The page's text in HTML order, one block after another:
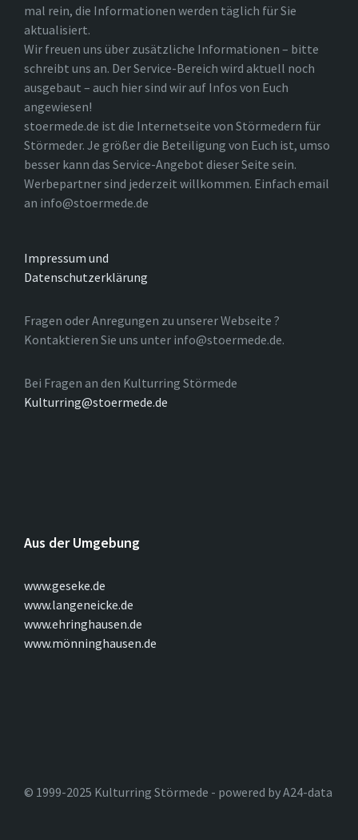
mal rein, die Informationen werden täglich für Sie
aktualisiert.
Wir freuen uns über zusätzliche Informationen – bitte
schreibt uns an. Der Service-Bereich wird aktuell noch
ausgebaut – auch hier sind wir auf Infos von Euch
angewiesen!
stoermede.de ist die Internetseite von Störmedern für
Störmeder. Je größer die Beteiligung von Euch ist, umso
besser kann das Service-Angebot dieser Seite sein.
Werbepartner sind jederzeit willkommen. Einfach email
an info@stoermede.de
Impressum und
Datenschutzerklärung
Fragen oder Anregungen zu unserer Webseite ?
Kontaktieren Sie uns unter info@stoermede.de.
Bei Fragen an den Kulturring Störmede
Kulturring@stoermede.de
Aus der Umgebung
www.geseke.de
www.langeneicke.de
www.ehringhausen.de
www.mönninghausen.de
© 1999-2025 Kulturring Störmede - powered by A24-data